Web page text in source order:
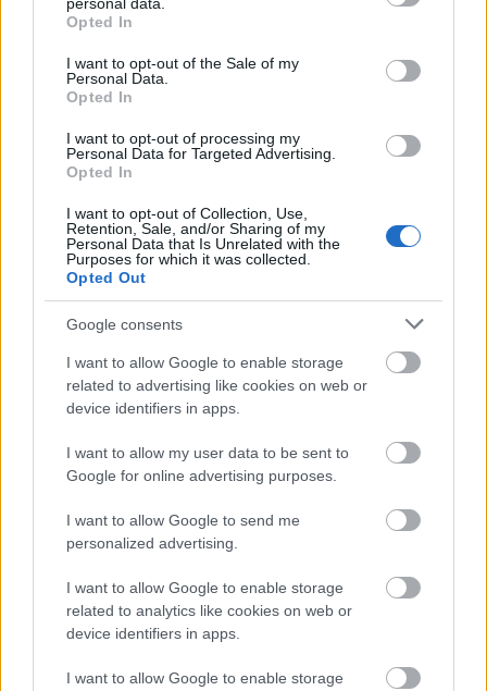
grant or deny consent to Google and its third-party tags to
use your data for below specified purposes in below Google
consent section.
Opted In
I want to opt-out of the Sale of my
Personal Data.
Opted In
I want to opt-out of processing my
Personal Data for Targeted Advertising.
Opted In
I want to opt-out of Collection, Use,
Retention, Sale, and/or Sharing of my
Personal Data that Is Unrelated with the
Purposes for which it was collected.
Opted Out
Google consents
I want to allow Google to enable storage
related to advertising like cookies on web or
device identifiers in apps.
I want to allow my user data to be sent to
Google for online advertising purposes.
I want to allow Google to send me
personalized advertising.
I want to allow Google to enable storage
related to analytics like cookies on web or
device identifiers in apps.
I want to allow Google to enable storage
RECEPT
A fahéj a zöldségekhez is nagyon
passzol - Fura, de így van
2018. december 18.
Ahogy a gyümölcs-hús, édes-sós párosításra
nagyon könnyű rákapni, úgy lehet beleszeretni egy
pillanat alatt a fahéj sós környezetbe lépésébe.
RECEPT